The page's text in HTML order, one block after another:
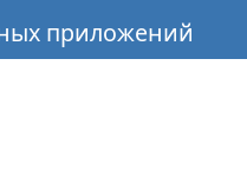
приложений